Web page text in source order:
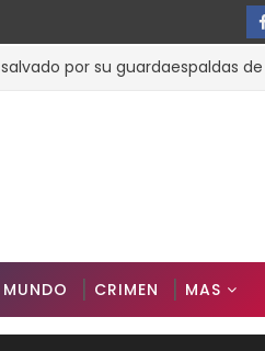
por su guardaespaldas de ser
MUNDO CRIMEN MAS